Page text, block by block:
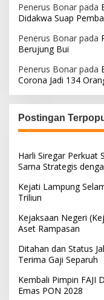
Penerus Bonar pada
Didakwa Suap
Penerus Bonar pada
Berujung Bui
Penerus Bonar pada
Corona Jadi 134
Postingan
Harli Siregar Perkuat
Sama Strategis
Kejati Lampung
Triliun
Kejaksaan Negeri
Aset Rampasan
Ditahan dan Status
Terima Gaji Separuh
Kembali Pimpin FAJI
Emas PON 2028